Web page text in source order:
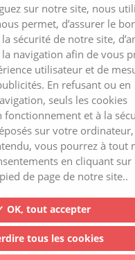
sur notre site, nous
permet, d’assurer le
sécurité de notre site,
navigation afin de vous
utilisateur et de
En refusant ou en
seuls les cookies
fonctionnement et à la
sur votre
vous pourrez à tout
en cliquant sur
de page de notre site..
OK, tout accepter
tous les cookies